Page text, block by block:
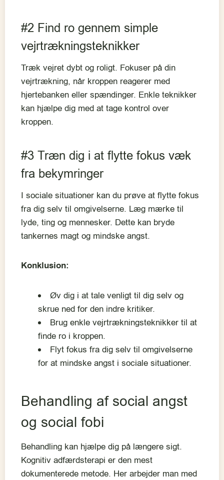
#2 Find ro gennem simple
vejrtrækningsteknikker
Træk vejret dybt og roligt. Fokuser på din
vejrtrækning, når kroppen reagerer med
hjertebanken eller spændinger. Enkle teknikker
kan hjælpe dig med at tage kontrol over
kroppen.
#3 Træn dig i at flytte fokus væk
fra bekymringer
I sociale situationer kan du prøve at flytte fokus
fra dig selv til omgivelserne. Læg mærke til
lyde, ting og mennesker. Dette kan bryde
tankernes magt og mindske angst.
Konklusion:
Øv dig i at tale venligt til dig selv og
skrue ned for den indre kritiker.
Brug enkle vejrtrækningsteknikker til at
finde ro i kroppen.
Flyt fokus fra dig selv til omgivelserne
for at mindske angst i sociale situationer.
Behandling af social angst
og social fobi
Behandling kan hjælpe dig på længere sigt.
Kognitiv adfærdsterapi er den mest
dokumenterede metode. Her arbejder man med